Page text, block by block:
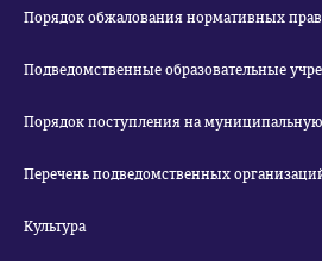
Порядок обжалования нормативных
Подведомственные образовательные
Порядок поступления на
Перечень подведомственных
Культура